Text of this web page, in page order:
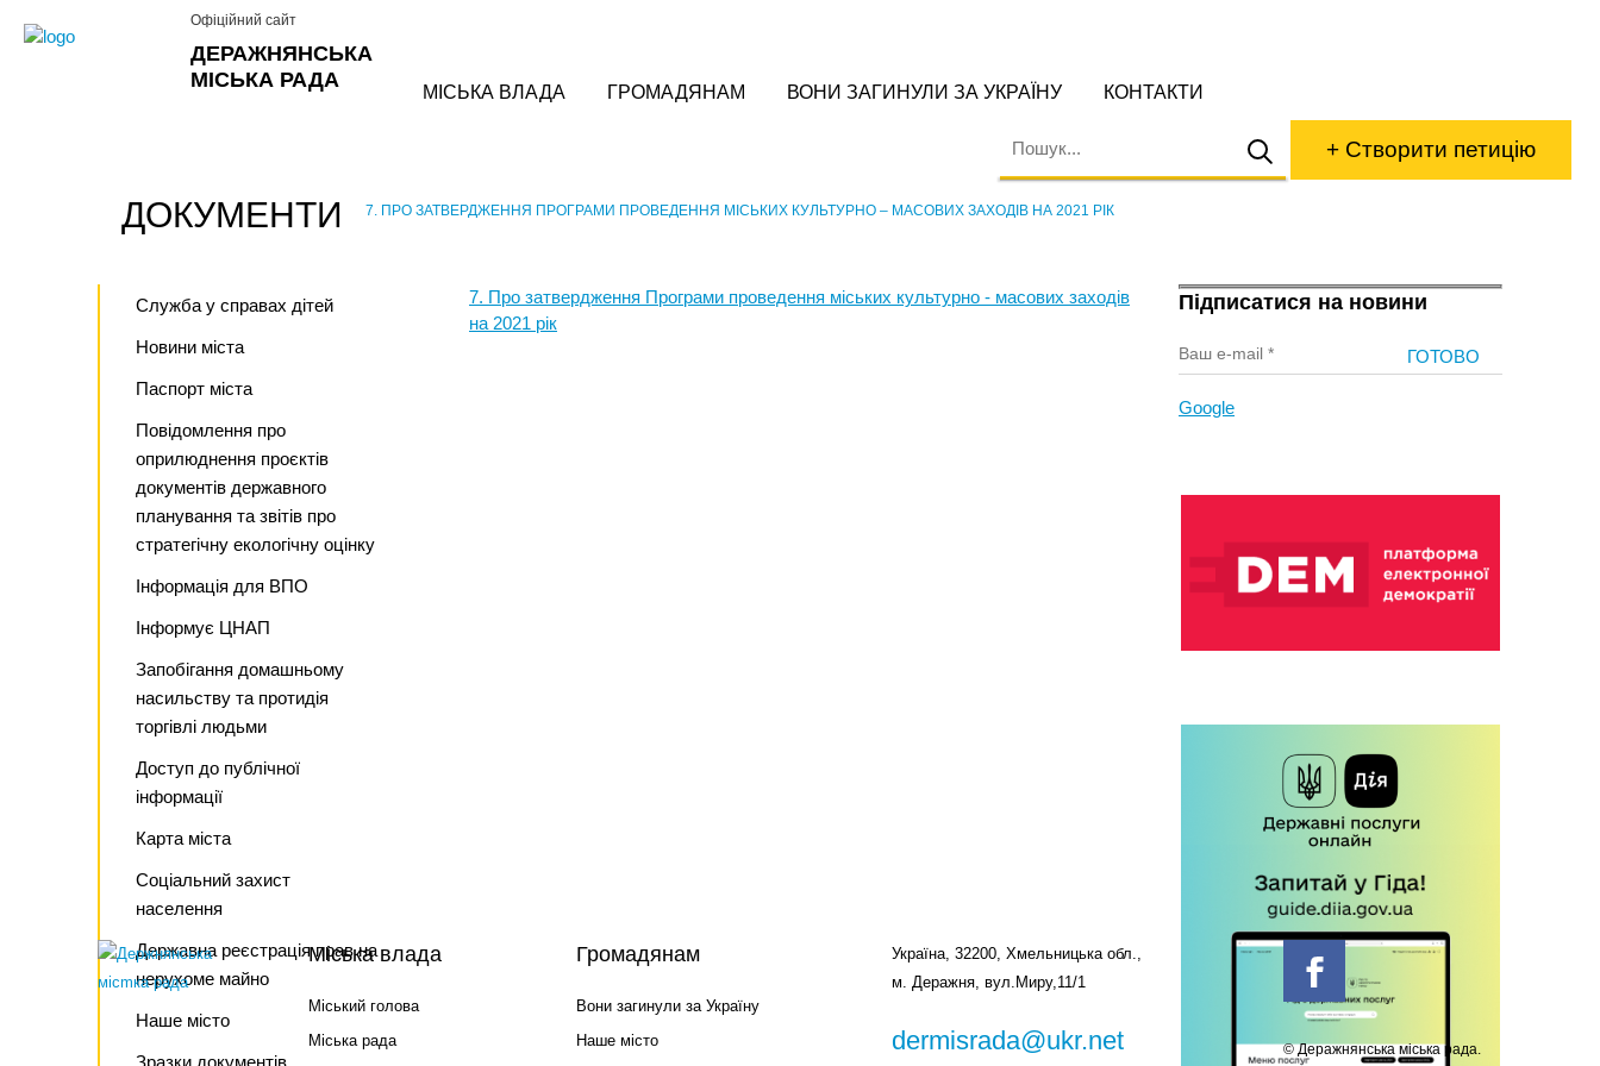
ДЕРАЖНЯНСЬКА
МІСЬКА РАДА
Офіційний сайт
МІСЬКА ВЛАДА ГРОМАДЯНАМ ВОНИ ЗАГИНУЛИ ЗА УКРАЇНУ КОНТАКТИ
+ Створити петицію
ДОКУМЕНТИ 7. ПРО ЗАТВЕРДЖЕННЯ ПРОГРАМИ ПРОВЕДЕННЯ МІСЬКИХ КУЛЬТУРНО – МАСОВИХ ЗАХОДІВ НА 2021 РІК
Служба у справах дітей
Новини міста
Паспорт міста
Повідомлення про
оприлюднення проєктів
документів державного
планування та звітів про
стратегічну екологічну оцінку
Інформація для ВПО
Інформує ЦНАП
Запобігання домашньому
насильству та протидія
торгівлі людьми
Доступ до публічної
інформації
Карта міста
Соціальний захист
населення
Державна реєстрація прав на
нерухоме майно
Наше місто
Зразки документів
Підписатися на новини
Google
7. Про затвердження Програми проведення міських культурно - масових заходів
на 2021 рік
Міська влада
Міський голова
Міська рада
Громадянам
Вони загинули за Україну
Наше місто
Україна, 32200, Хмельницька обл.,
м. Деражня, вул.Миру,11/1
dermisrada@ukr.net
© Деражнянська міська рада.